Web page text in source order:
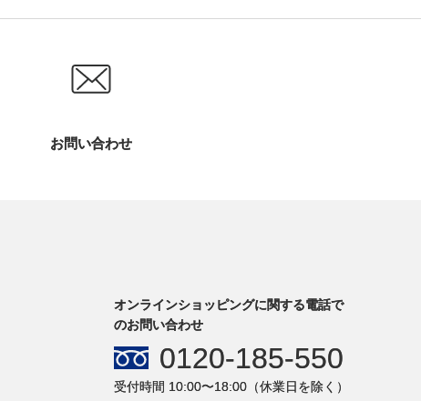
お問い合わせ
オンラインショッピングに関する電話で
のお問い合わせ
0120-185-550
受付時間 10:00〜18:00（休業日を除く）